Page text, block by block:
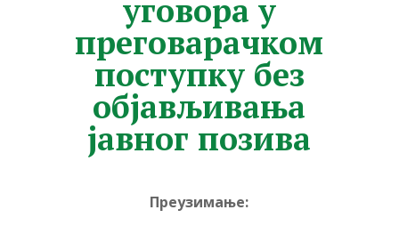
уговора у
преговарачком
поступку без
објављивања
јавног позива
Преузимање: